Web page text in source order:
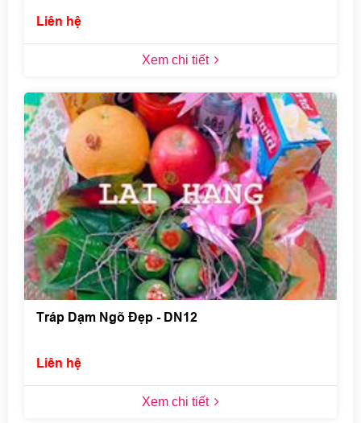
Liên hệ
Xem chi tiết
Tráp Dạm Ngõ Đẹp - DN12
Liên hệ
Xem chi tiết